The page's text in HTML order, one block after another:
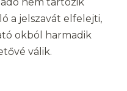
a jelszavát elfelejti,
okból harmadik
válik.